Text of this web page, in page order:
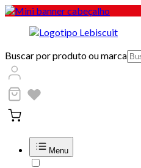
Buscar por produto ou marca
Menu